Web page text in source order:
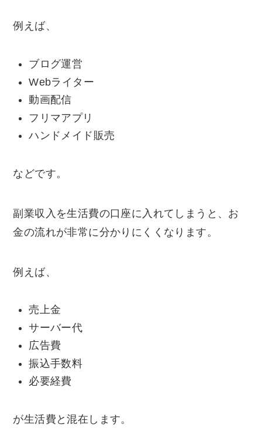
例えば、
ブログ運営
Webライター
動画配信
フリマアプリ
ハンドメイド販売
などです。
副業収入を生活費の口座に入れてしまうと、お
金の流れが非常に分かりにくくなります。
例えば、
売上金
サーバー代
広告費
振込手数料
必要経費
が生活費と混在します。